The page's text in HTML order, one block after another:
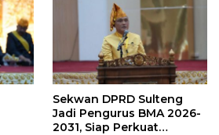
Sekwan DPRD Sulteng
Jadi Pengurus BMA 2026-
2031, Siap Perkuat